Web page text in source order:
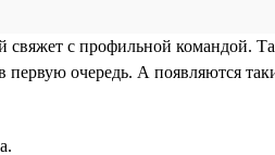
свяжет с профильной командой.
первую очередь. А появляются